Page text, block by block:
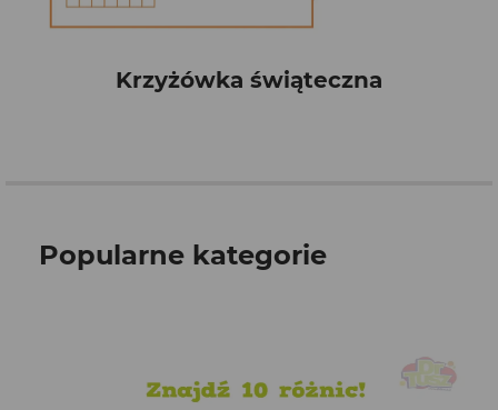
Krzyżówka świąteczna
Popularne kategorie